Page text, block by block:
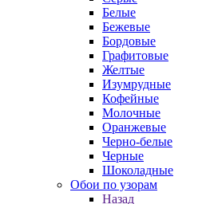
Белые
Бежевые
Бордовые
Графитовые
Желтые
Изумрудные
Кофейные
Молочные
Оранжевые
Черно-белые
Черные
Шоколадные
Обои по узорам
Назад